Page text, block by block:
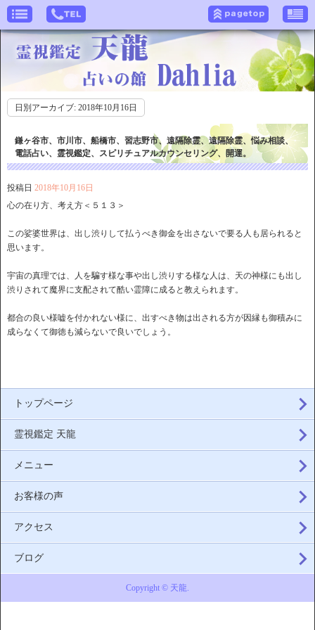
日別アーカイブ: 2018年10月16日
鎌ヶ谷市、市川市、船橋市、習志野市、遠隔除霊、遠隔除霊、悩み相談、
電話占い、霊視鑑定、スピリチュアルカウンセリング、開運。
投稿日 2018年10月16日
心の在り方、考え方＜５１３＞
この娑婆世界は、出し渋りして払うべき御金を出さないで要る人も居られると
思います。
宇宙の真理では、人を騙す様な事や出し渋りする様な人は、天の神様にも出し
渋りされて魔界に支配されて酷い霊障に成ると教えられます。
都合の良い様嘘を付かれない様に、出すべき物は出される方が因縁も御積みに
成らなくて御徳も減らないで良いでしょう。
トップページ
霊視鑑定 天龍
メニュー
お客様の声
アクセス
ブログ
Copyright © 天龍.